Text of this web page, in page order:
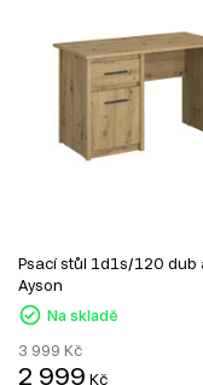
Psací stůl 1d1s/120 dub
Ayson
Na skladě
3 999 Kč
2 999 Kč